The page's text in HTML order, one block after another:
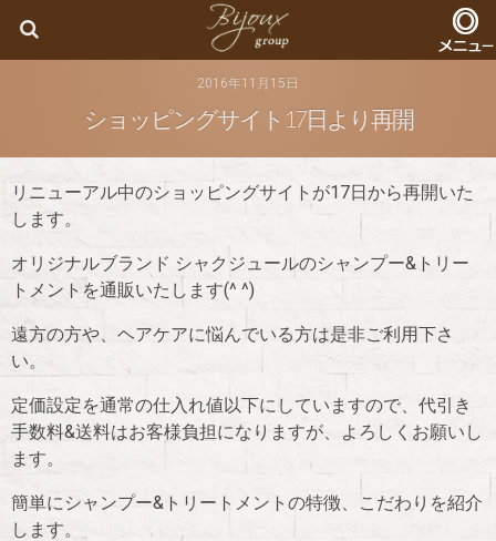
Bijoux
2016年11月15日
ショッピングサイト17日より再開
リニューアル中のショッピングサイトが17日から再開いた
します。
オリジナルブランド シャクジュールのシャンプー&トリー
トメントを通販いたします(^ ^)
遠方の方や、ヘアケアに悩んでいる方は是非ご利用下さ
い。
定価設定を通常の仕入れ値以下にしていますので、代引き
手数料&送料はお客様負担になりますが、よろしくお願いし
ます。
簡単にシャンプー&トリートメントの特徴、こだわりを紹介
します。